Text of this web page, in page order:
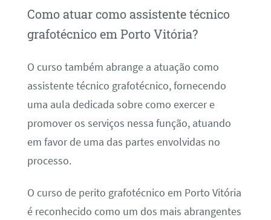
Como atuar como assistente técnico
grafotécnico em Porto Vitória?
O curso também abrange a atuação como
assistente técnico grafotécnico, fornecendo
uma aula dedicada sobre como exercer e
promover os serviços nessa função, atuando
em favor de uma das partes envolvidas no
processo.
O curso de perito grafotécnico em Porto Vitória
é reconhecido como um dos mais abrangentes